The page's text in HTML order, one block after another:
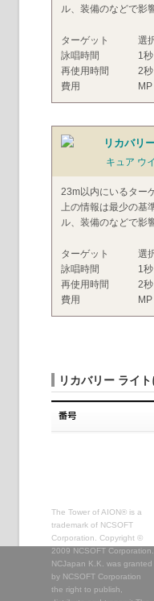
ル、装備のなどで影
ターゲット
選
詠唱時間
1秒
再使用時間
2秒
費用
リカバリ
キュア ウ
23m以内にいるター
上の情報は最少の基
ル、装備のなどで影
ターゲット
選
詠唱時間
1秒
再使用時間
2秒
費用
リカバリー ライ
The Tower of AION® is a
trademark of NCSOFT
Corporation. Copyright ©
2009 NCSOFT Corporation.
NCJapan K.K. was granted
by NCSOFT Corporation
the right to publish,